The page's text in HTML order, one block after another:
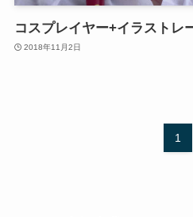
コスプレイヤー+イラストレ
2018年11月2日
1